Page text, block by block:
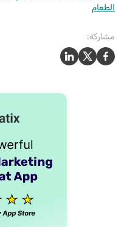
الطعام
مشاركة: